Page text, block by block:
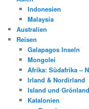
Indonesien
Malaysia
Australien
Reisen
Galapagos Inseln
Mongolei
Afrika: Südafrika –
Irland & Nordirland
Island und Grönland
Katalonien